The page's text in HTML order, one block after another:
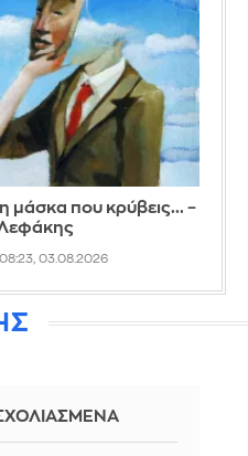
που κρύβεις... –
08:23, 03.08.2026